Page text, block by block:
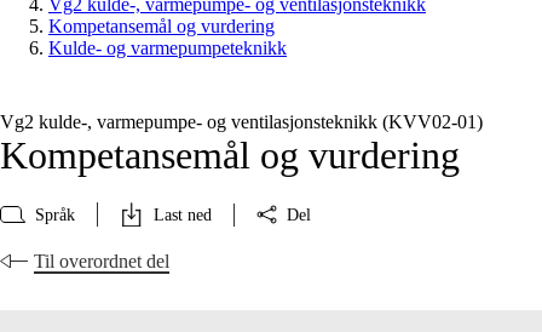
Vg2 kulde-, varmepumpe- og ventilasjonsteknikk
Kompetansemål og vurdering
Kulde- og varmepumpeteknikk
Vg2 kulde-, varmepumpe- og ventilasjonsteknikk (KVV02‑01)
Kompetansemål og vurdering
Språk Last ned Del
Til overordnet del